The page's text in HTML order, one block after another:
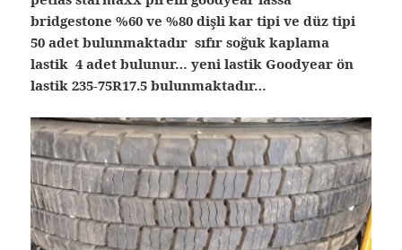
bridgestone %60 ve %80 dişli kar tipi ve düz tipi
50 adet bulunmaktadır sıfır soğuk kaplama
lastik 4 adet bulunur… yeni lastik Goodyear ön
lastik 235-75R17.5 bulunmaktadır…